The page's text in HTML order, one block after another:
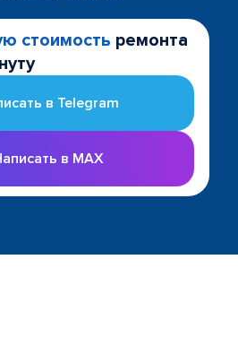
стоимость ремонта
в Telegram
в MAX